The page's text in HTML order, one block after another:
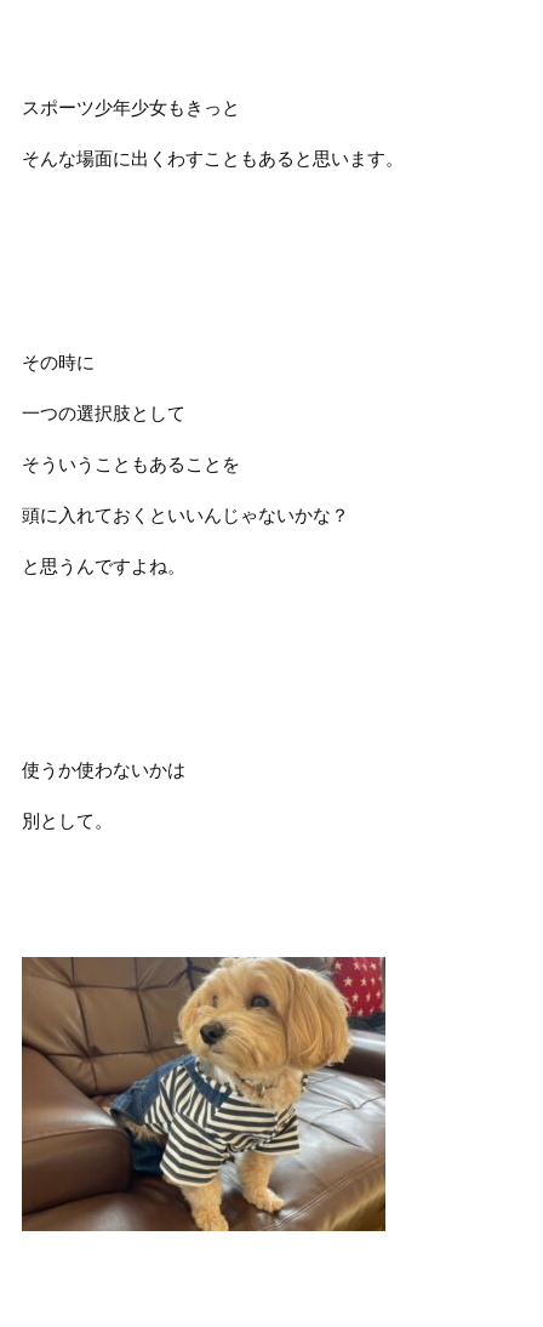
スポーツ少年少女もきっと
そんな場面に出くわすこともあると思います。
その時に
一つの選択肢として
そういうこともあることを
頭に入れておくといいんじゃないかな？
と思うんですよね。
使うか使わないかは
別として。